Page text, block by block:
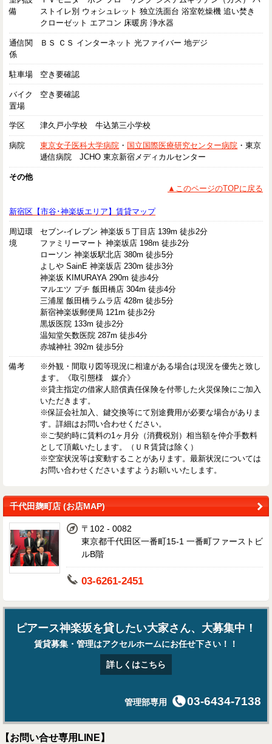
備
ストイレ別 ウォシュレット 独立洗面台 浴室乾燥機 追い焚き
クローゼット エアコン 床暖房 浄水器
通信関
係
ＢＳ ＣＳ インターネット 光ファイバー 地デジ
駐車場 空き要確認
バイク
置場
空き要確認
学区 津久戸小学校 牛込第三小学校
病院 東京女子医科大学病院 ・ 国立国際医療研究センター病院 ・東京
逓信病院 JCHO 東京新宿メディカルセンター
その他
▲このページのTOPに戻る
新宿区【市谷･神楽坂エリア】賃貸マップ
周辺環
境
セブン-イレブン 神楽坂５丁目店 139m 徒歩2分
ファミリーマート 神楽坂店 198m 徒歩2分
ローソン 神楽坂駅北店 380m 徒歩5分
よしや SainE 神楽坂店 230m 徒歩3分
神楽坂 KIMURAYA 290m 徒歩4分
マルエツ プチ 飯田橋店 304m 徒歩4分
三浦屋 飯田橋ラムラ店 428m 徒歩5分
新宿神楽坂郵便局 121m 徒歩2分
黒坂医院 133m 徒歩2分
温知堂矢数医院 287m 徒歩4分
赤城神社 392m 徒歩5分
備考
※外観・間取り図等現況に相違がある場合は現況を優先と致し
ます。《取引態様 媒介》
※貸主指定の借家人賠償責任保険を付帯した火災保険にご加入
いただきます。
※保証会社加入、鍵交換等にて別途費用が必要な場合がありま
す。詳細はお問い合わせください。
※ご契約時に賃料の1ヶ月分（消費税別）相当額を仲介手数料
として頂戴いたします。（ＵＲ賃貸は除く）
※空室状況等は変動することがあります。最新状況については
お問い合わせくださいますようお願いいたします。
千代田麹町店 (お店MAP)
〒102 - 0082
東京都千代田区一番町15-1 一番町ファーストビ
ルB階
03-6261-2451
ピアース神楽坂を貸したい大家さん、大募集中！
賃貸募集・管理はアクセルホームにお任せ下さい！！
詳しくはこちら
管理部専用 03-6434-7138
【お問い合せ専用LINE】